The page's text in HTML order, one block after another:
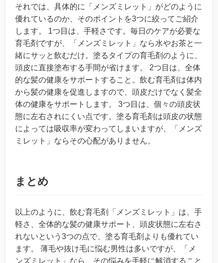
それでは、具体的に「メンズミレット」がどのように
優れているのか、そのポイントを3つに絞ってご紹介
します。 1つ目は、手軽さです。毎日のケアが必要な
育毛剤ですが、「メンズミレット」なら水やお茶と一
緒にサッと飲むだけ。塗るタイプの育毛剤のように、
頭皮に直接塗布する手間が省けます。 2つ目は、全体
的な髪の健康をサポートすること。飲む育毛剤は体内
から髪の健康を促進しますので、頭皮だけでなく髪全
体の健康をサポートします。 3つ目は、個々の頭皮状
態に左右されにくい点です。塗る育毛剤は頭皮の状態
によっては吸収率が変わってしまいますが、「メンズ
ミレット」ならその心配がありません。
まとめ
以上のように、飲む育毛剤「メンズミレット」は、手
軽さ、全体的な髪の健康サポート、頭皮状態に左右さ
れないという3つの点で、塗る育毛剤よりも優れてい
ます。 薄毛や抜け毛に悩む男性は多いですが、「メ
ンズミレット」なら、その悩みを手軽に解消すること